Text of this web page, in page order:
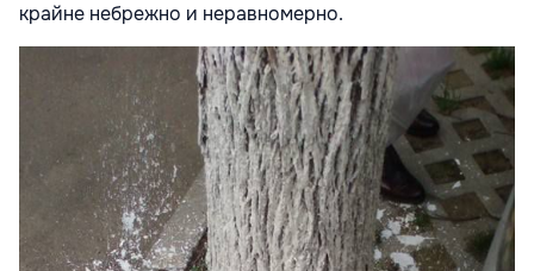
крайне небрежно и неравномерно.